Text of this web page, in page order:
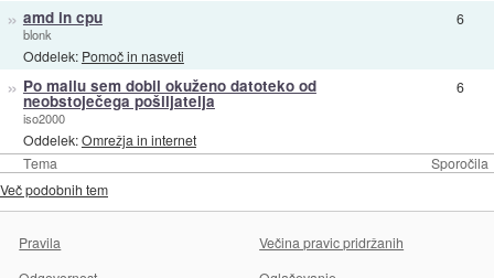
Tema Sporočila
» amd in cpu
blonk
Oddelek: Pomoč in nasveti
6
» Po mailu sem dobil okuženo datoteko od
neobstoječega pošiljatelja
iso2000
Oddelek:Omrežja in internet
6
Več podobnih tem
Pravila
Večina pravic pridržanih